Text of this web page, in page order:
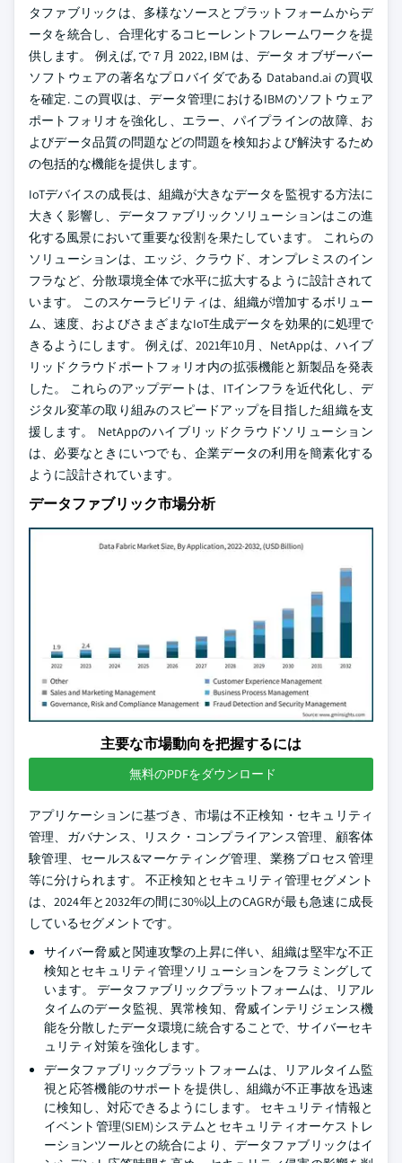
タファブリックは、多様なソースとプラットフォームからデ
ータを統合し、合理化するコヒーレントフレームワークを提
供します。 例えば, で 7 月 2022, IBM は、データ オブザーバー
ソフトウェアの著名なプロバイダである Databand.ai の買収
を確定. この買収は、データ管理におけるIBMのソフトウェア
ポートフォリオを強化し、エラー、パイプラインの故障、お
よびデータ品質の問題などの問題を検知および解決するため
の包括的な機能を提供します。
IoTデバイスの成長は、組織が大きなデータを監視する方法に
大きく影響し、データファブリックソリューションはこの進
化する風景において重要な役割を果たしています。 これらの
ソリューションは、エッジ、クラウド、オンプレミスのイン
フラなど、分散環境全体で水平に拡大するように設計されて
います。 このスケーラビリティは、組織が増加するボリュー
ム、速度、およびさまざまなIoT生成データを効果的に処理で
きるようにします。 例えば、2021年10月、NetAppは、ハイブ
リッドクラウドポートフォリオ内の拡張機能と新製品を発表
した。 これらのアップデートは、ITインフラを近代化し、デ
ジタル変革の取り組みのスピードアップを目指した組織を支
援します。 NetAppのハイブリッドクラウドソリューション
は、必要なときにいつでも、企業データの利用を簡素化する
ように設計されています。
データファブリック市場分析
主要な市場動向を把握するには
無料のPDFをダウンロード
アプリケーションに基づき、市場は不正検知・セキュリティ
管理、ガバナンス、リスク・コンプライアンス管理、顧客体
験管理、セールス&マーケティング管理、業務プロセス管理
等に分けられます。 不正検知とセキュリティ管理セグメント
は、2024年と2032年の間に30%以上のCAGRが最も急速に成長
しているセグメントです。
サイバー脅威と関連攻撃の上昇に伴い、組織は堅牢な不正
検知とセキュリティ管理ソリューションをフラミングして
います。 データファブリックプラットフォームは、リアル
タイムのデータ監視、異常検知、脅威インテリジェンス機
能を分散したデータ環境に統合することで、サイバーセキ
ュリティ対策を強化します。
データファブリックプラットフォームは、リアルタイム監
視と応答機能のサポートを提供し、組織が不正事故を迅速
に検知し、対応できるようにします。 セキュリティ情報と
イベント管理(SIEM)システムとセキュリティオーケストレ
ーションツールとの統合により、データファブリックはイ